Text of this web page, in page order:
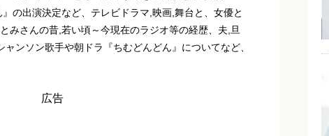
の出演決定など、テレビドラマ,映画,舞台と、女優と
みさんの昔,若い頃～今現在のラジオ等の経歴、夫,旦
ンソン歌手や朝ドラ『ちむどんどん』についてなど、
広告